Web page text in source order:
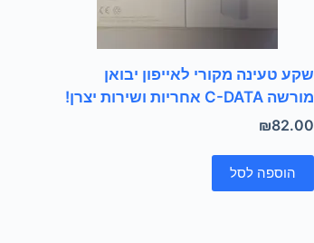
שקע טעינה מקורי לאייפון יבואן
מורשה C-DATA אחריות ושירות יצרן!
₪82.00
הוספה לסל